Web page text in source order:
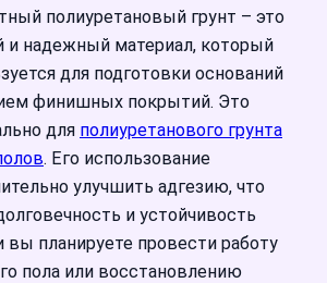
полиуретановый грунт – это
и надежный материал, который
для подготовки оснований
финишных покрытий. Это
для полиуретанового грунта
. Его использование
улучшить адгезию, что
и устойчивость
вы планируете провести работу
пола или восстановлению